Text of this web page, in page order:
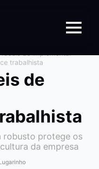
trabalhista
de
robusto protege os
da empresa